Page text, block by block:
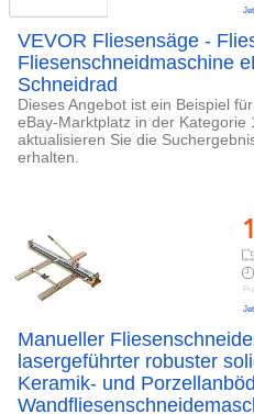
VEVOR Fliesensäge -
Fliesenschneidmaschine
Schneidrad
Dieses Angebot ist ein Beispiel
eBay-Marktplatz in der Kategorie
aktualisieren Sie die
erhalten.
Manueller
lasergeführter robuster
Keramik- und